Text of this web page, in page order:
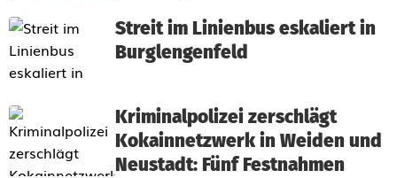
Streit im Linienbus eskaliert in
Burglengenfeld
Kriminalpolizei zerschlägt
Kokainnetzwerk in Weiden und
Neustadt: Fünf Festnahmen